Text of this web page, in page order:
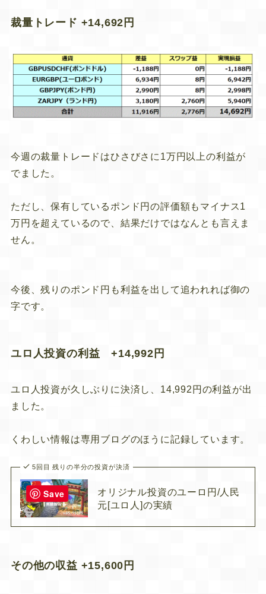
裁量トレード +14,692円
今週の裁量トレードはひさびさに1万円以上の利益が
でました。
ただし、保有しているポンド円の評価額もマイナス1
万円を超えているので、結果だけではなんとも言えま
せん。
今後、残りのポンド円も利益を出して追われれば御の
字です。
ユロ人投資の利益 +14,992円
ユロ人投資が久しぶりに決済し、14,992円の利益が出
ました。
くわしい情報は専用ブログのほうに記録しています。
5回目 残りの半分の投資が決済
オリジナル投資のユーロ円/人民
元[ユロ人]の実績
その他の収益 +15,600円
Save